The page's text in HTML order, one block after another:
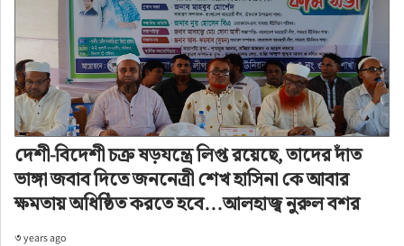
দেশী-বিদেশী চক্র ষড়যন্ত্রে লিপ্ত রয়েছে, তাদের দাঁত
ভাঙ্গা জবাব দিতে জননেত্রী শেখ হাসিনা কে আবার
ক্ষমতায় অধিষ্ঠিত করতে হবে…আলহাজ্ব নুরুল বশর
৩ years ago